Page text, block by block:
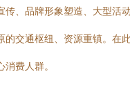
、品牌形象塑造、大型活
的交通枢纽、资源重镇。
费人群。